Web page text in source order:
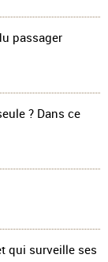
passager
? Dans ce
qui surveille ses